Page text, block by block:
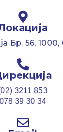
Бр. 56, 1000,
3211 853
078 39 30 34